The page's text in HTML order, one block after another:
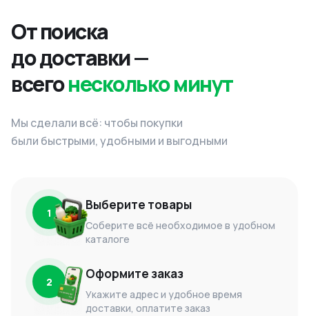
От поиска
до доставки —
всегонесколько минут
Мы сделали всё: чтобы покупки
были быстрыми, удобными и выгодными
1 Выберите товары
Соберите всё необходимое в удобном
каталоге
2 Оформите заказ
Укажите адрес и удобное время
доставки, оплатите заказ